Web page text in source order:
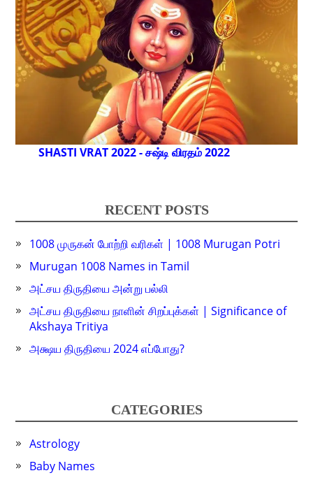
SHASTI VRAT 2022 - சஷ்டி விரதம் 2022
RECENT POSTS
1008 முருகன் போற்றி வரிகள் | 1008 Murugan Potri
Murugan 1008 Names in Tamil
அட்சய திருதியை அன்று பல்லி
அட்சய திருதியை நாளின் சிறப்புக்கள் | Significance of
Akshaya Tritiya
அக்ஷய திருதியை 2024 எப்போது?
CATEGORIES
Astrology
Baby Names